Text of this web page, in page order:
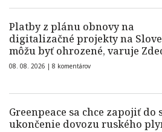
Platby z plánu obnovy na
digitalizačné projekty na
môžu byť ohrozené, varuje
08. 08. 2026 | 8 komentárov
Greenpeace sa chce zapojiť do
ukončenie dovozu ruského